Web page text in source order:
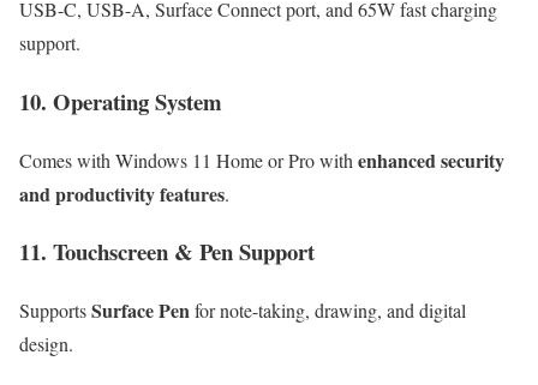
USB-C, USB-A, Surface Connect port, and 65W fast charging
support.
10. Operating System
Comes with Windows 11 Home or Pro with enhanced security
and productivity features.
11. Touchscreen & Pen Support
SupportsSurface Penfor note-taking, drawing, and digital
design.